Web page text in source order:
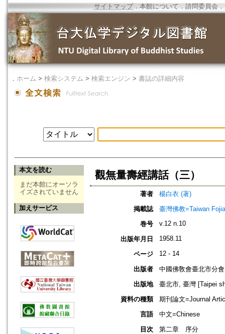
サイトマップ．本館について ． 諮問委員会 ．
． ホーム > 検索システム > 検索エンジン > 書誌の詳細内容
本文を読む
まだ本館にオーソラ
イズされていません
加えサービス
觀無量壽經講話（三）
著者
楊白衣 (著)
掲載誌
臺灣佛教=Taiwan
巻号
v.12 n.10
出版年月日 1958.11
ページ 12 - 14
出版者
中國佛敎會臺北市分會
出版地
臺北市, 臺灣 [Taipei
資料の種類
期刊論文=Journal
言語
中文=Chinese
目次
第二章 序分